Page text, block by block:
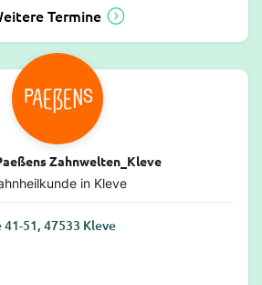
Termine
Zahnwelten_Kleve
in Kleve
51, 47533 Kleve